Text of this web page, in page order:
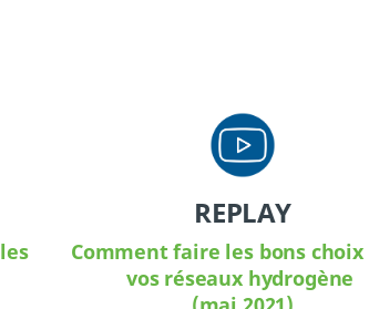
REPLAY
Comment faire les bons
vos réseaux hydrogène